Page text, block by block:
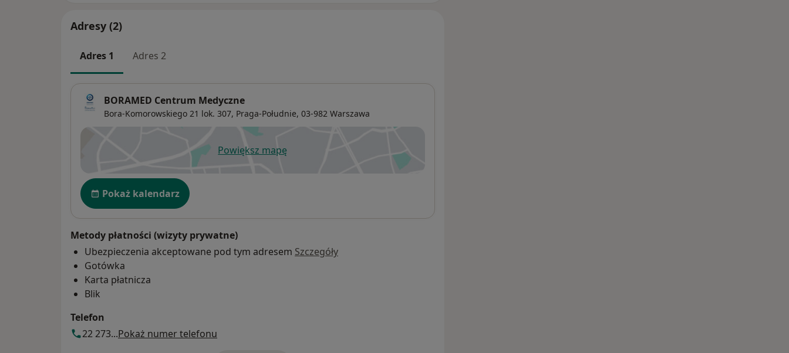
Adresy (2)
Adres 1 Adres 2
BORAMED Centrum Medyczne
Bora-Komorowskiego 21 lok. 307, Praga-Południe, 03-982 Warszawa
Powiększ mapęotwiera się w nowej karcie
Dostępność
Pokaż kalendarz
Metody płatności (wizyty prywatne)
Ubezpieczenia akceptowane pod tym adresem Szczegóły
Gotówka
Karta płatnicza
Blik
Telefon
22 273...Pokaż numer telefonu